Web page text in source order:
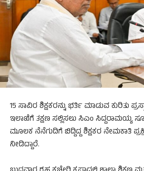
15 ಸಾವಿರ ಶಿಕ್ಷಕರನ್ನು ಭರ್ತಿ ಮಾಡುವ ಕುರಿತು
ಇಲಾಖೆಗೆ ತಕ್ಷಣ ಸಲ್ಲಿಸಲು ಸಿಎಂ ಸಿದ್ದರಾಮಯ್ಯ
ಮೂಲಕ ನೆನೆಗುದಿಗೆ ಬಿದ್ದಿದ್ದ ಶಿಕ್ಷಕರ ನೇಮಕಾತಿ
ನೀಡಿದ್ದಾರೆ.